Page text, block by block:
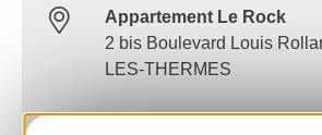
Appartement Le Rock
2 bis Boulevard Louis
LES-THERMES